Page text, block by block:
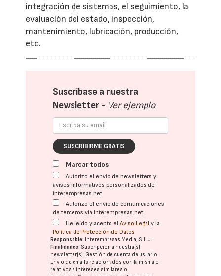
integración de sistemas, el seguimiento, la
evaluación del estado, inspección,
mantenimiento, lubricación, producción,
etc.
Suscríbase a nuestra
Newsletter - Ver ejemplo
SUSCRIBIRME GRATIS
Marcar todos
Autorizo el envío de newsletters y
avisos informativos personalizados de
interempresas.net
Autorizo el envío de comunicaciones
de terceros vía interempresas.net
He leído y acepto elAviso Legal y la
Política de Protección de Datos
Responsable: Interempresas Media, S.L.U.
Finalidades: Suscripción a nuestra(s)
newsletter(s). Gestión de cuenta de usuario.
Envío de emails relacionados con la misma o
relativos a intereses similares o